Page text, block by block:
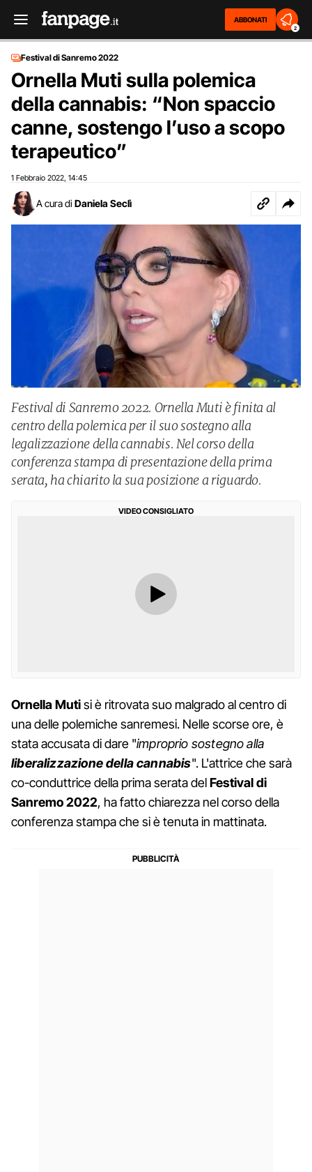
ABBONATI
2
Festival di Sanremo 2022
Ornella Muti sulla polemica
della cannabis: “Non spaccio
canne, sostengo l’uso a scopo
terapeutico”
1 Febbraio 2022 14:45
A cura di Daniela Seclì
Festival di Sanremo 2022. Ornella Muti è finita al
centro della polemica per il suo sostegno alla
legalizzazione della cannabis. Nel corso della
conferenza stampa di presentazione della prima
serata, ha chiarito la sua posizione a riguardo.
VIDEO CONSIGLIATO
Ornella Mutisi è ritrovata suo malgrado al centro di
una delle polemiche sanremesi. Nelle scorse ore, è
stata accusata di dare "improprio sostegno alla
liberalizzazione della cannabis". L'attrice che sarà
co-conduttrice della prima serata delFestival di
Sanremo 2022, ha fatto chiarezza nel corso della
conferenza stampa che si è tenuta in mattinata.